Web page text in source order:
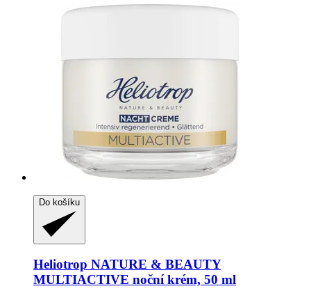
Do košíku
Heliotrop NATURE & BEAUTY
MULTIACTIVE noční krém, 50 ml